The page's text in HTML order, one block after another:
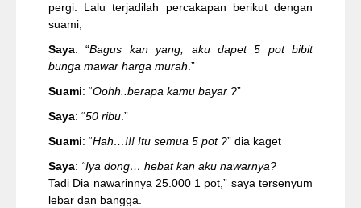
pergi. Lalu terjadilah percakapan berikut dengan
suami,
Saya: “Bagus kan yang, aku dapet 5 pot bibit
bunga mawar harga murah.”
Suami: “Oohh..berapa kamu bayar ?”
Saya: “50 ribu.”
Suami: “Hah…!!! Itu semua 5 pot ?” dia kaget
Saya: “Iya dong… hebat kan aku nawarnya?
Tadi Dia nawarinnya 25.000 1 pot,” saya tersenyum
lebar dan bangga.